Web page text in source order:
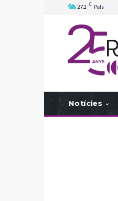
27.2 C Pals
Notícies